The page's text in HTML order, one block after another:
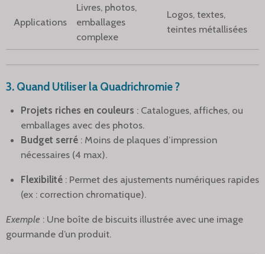
Applications
Livres, photos,
emballages
complexe
Logos, textes,
teintes métallisées
3. Quand Utiliser la Quadrichromie ?
Projets riches en couleurs : Catalogues, affiches, ou
emballages avec des photos.
Budget serré : Moins de plaques d’impression
nécessaires (4 max).
Flexibilité : Permet des ajustements numériques rapides
(ex : correction chromatique).
Exemple : Une boîte de biscuits illustrée avec une image
gourmande d’un produit.